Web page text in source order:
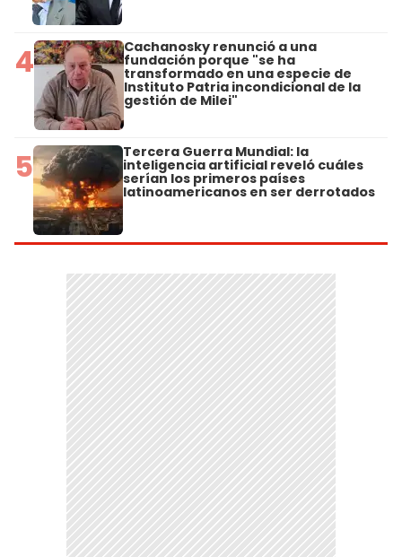
4 Cachanosky renunció a una
fundación porque "se ha
transformado en una especie de
Instituto Patria incondicional de la
gestión de Milei"
5 Tercera Guerra Mundial: la
inteligencia artificial reveló cuáles
serían los primeros países
latinoamericanos en ser derrotados